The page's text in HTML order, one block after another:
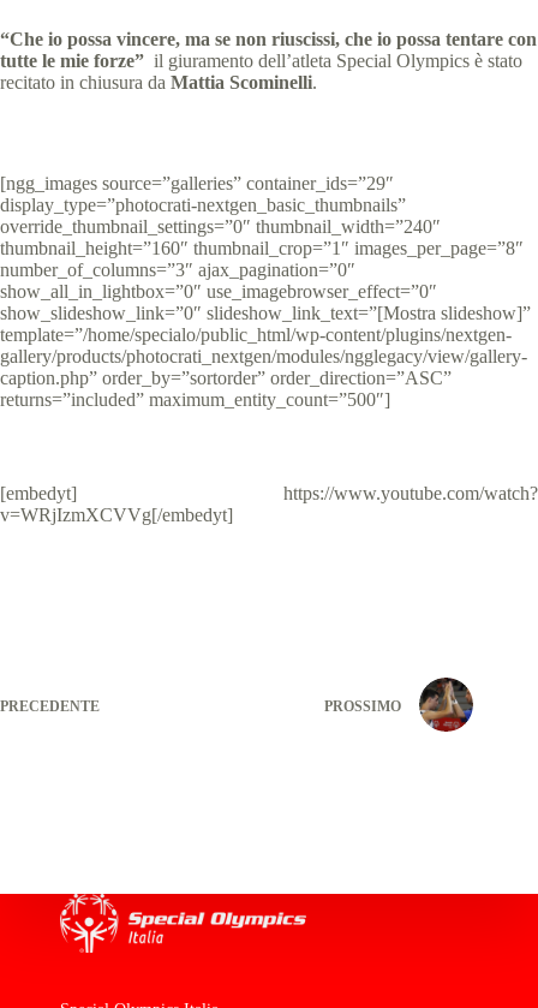
“Che io possa vincere, ma se non riuscissi, che io possa tentare con
tutte le mie forze” il giuramento dell’atleta Special Olympics è stato
recitato in chiusura da Mattia Scominelli.
[ngg_images source=”galleries” container_ids=”29″
display_type=”photocrati-nextgen_basic_thumbnails”
override_thumbnail_settings=”0″ thumbnail_width=”240″
thumbnail_height=”160″ thumbnail_crop=”1″ images_per_page=”8″
number_of_columns=”3″ ajax_pagination=”0″
show_all_in_lightbox=”0″ use_imagebrowser_effect=”0″
show_slideshow_link=”0″ slideshow_link_text=”[Mostra slideshow]”
template=”/home/specialo/public_html/wp-content/plugins/nextgen-
gallery/products/photocrati_nextgen/modules/ngglegacy/view/gallery-
caption.php” order_by=”sortorder” order_direction=”ASC”
returns=”included” maximum_entity_count=”500″]
[embedyt] https://www.youtube.com/watch?
v=WRjIzmXCVVg[/embedyt]
PRECEDENTE PROSSIMO